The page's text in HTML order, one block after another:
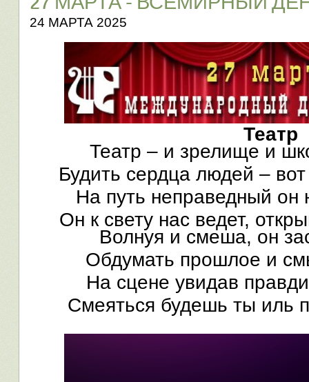
24 МАРТА 2025
Театр
Театр – и зрелище и
Будить сердца людей –
На путь неправедный он
Он к свету нас ведет,
Волнуя и смеша, он
Обдумать прошлое и
На сцене увидав
Смеяться будешь ты иль